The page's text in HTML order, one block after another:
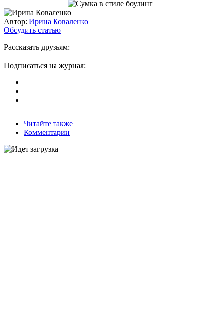
Автор: Ирина Коваленко
Обсудить статью
Рассказать друзьям:
Подписаться на журнал:
Читайте также
Комментарии